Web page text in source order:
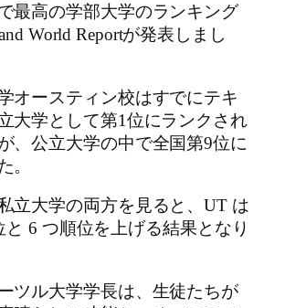
最高の学部大学のランキング
World Reportが発表しまし
オースティン校はすでにテキ
大学として第1位にランクされ
、公立大学の中で全国第9位に
。
立大学の両方を見ると、UT は
と 6 つ順位を上げる結果となり
ツル大学学長は、生徒たちが